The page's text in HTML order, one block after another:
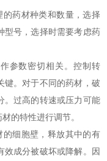
药材种类和数量，选择
型号，选择时需要考虑药
参数密切相关。控制转
键。对于不同的药材，破
。过高的转速或压力可能
的特性进行调节。
细胞壁，释放其中的有
效成分被破坏或降解。因